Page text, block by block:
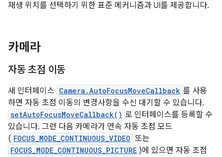
재생 위치를 선택하기 위한 표준 메커니즘과 UI를 제공합니다.
카메라
자동 초점 이동
새 인터페이스 Camera.AutoFocusMoveCallback 를 사용
하면 자동 초점 이동의 변경사항을 수신 대기할 수 있습니다.
setAutoFocusMoveCallback() 로 인터페이스를 등록할 수
있습니다. 그런 다음 카메라가 연속 자동 초점 모드
( FOCUS_MODE_CONTINUOUS_VIDEO 또는
FOCUS_MODE_CONTINUOUS_PICTURE )에 있으면 자동 초점